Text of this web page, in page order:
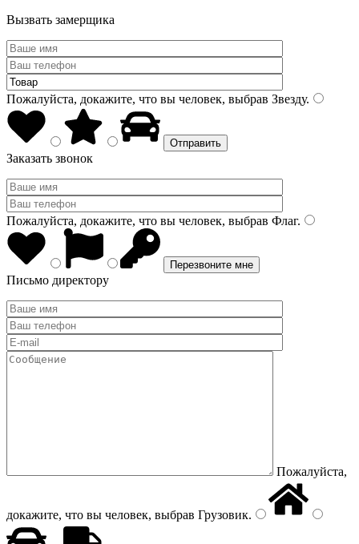
Вызвать замерщика
Пожалуйста, докажите, что вы человек, выбрав Звезду.
Заказать звонок
Пожалуйста, докажите, что вы человек, выбрав Флаг.
Письмо директору
Пожалуйста,
докажите, что вы человек, выбрав Грузовик.